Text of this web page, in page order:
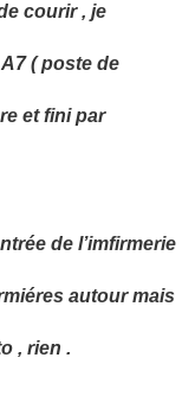
courir , je
( poste de
et fini par
de l’imfirmerie
autour mais
, rien .